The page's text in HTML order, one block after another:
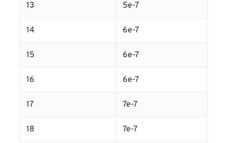
13 5e-7
14 6e-7
15 6e-7
16 6e-7
17 7e-7
18 7e-7